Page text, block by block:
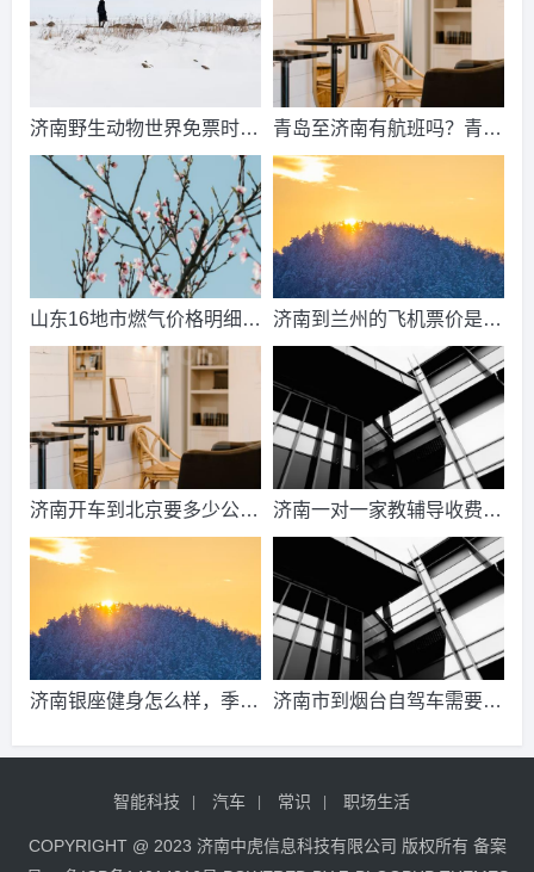
济南野生动物世界免票时
间？济南动物王国票价？
青岛至济南有航班吗？青岛
到济南的高铁票多钱？
山东16地市燃气价格明细？
2021山东天然气费收费标
济南到兰州的飞机票价是多
少？济南到兰州飞机要多
久？
济南开车到北京要多少公
里、时间、过路费、油钱？
济南一对一家教辅导收费情
济南银座健身怎么样，季
宜的地方呢？
济南市到烟台自驾车需要多
智能科技 汽车 常识 职场生活
COPYRIGHT @ 2023 济南中虎信息科技有限公司 版权所有 备案